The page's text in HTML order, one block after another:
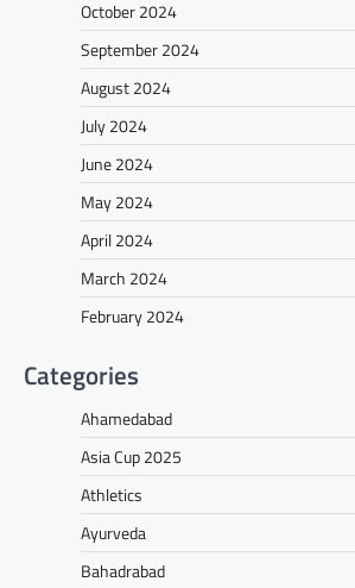
October 2024
September 2024
August 2024
July 2024
June 2024
May 2024
April 2024
March 2024
February 2024
Categories
Ahamedabad
Asia Cup 2025
Athletics
Ayurveda
Bahadrabad